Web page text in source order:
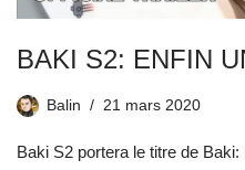
BAKI S2: ENFIN
Balin 21 mars 2020
Baki S2 portera le titre de